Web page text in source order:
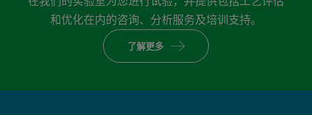
和优化在内的咨询、分析服务及培训支持。
了解更多